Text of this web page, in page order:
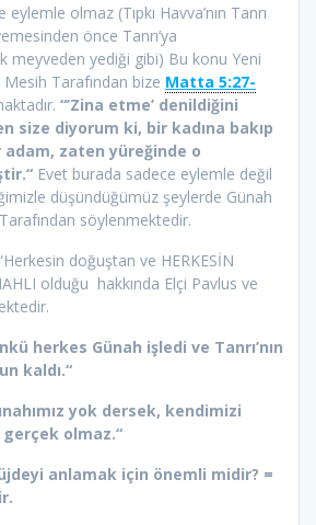
olmaz (Tıpkı Havva’nın Tanrı
önce Tanrı’ya
meyveden yediği gibi) Bu konu Yeni
Tarafından bize Matta 5:27-
“’Zina etme’ denildiğini
size diyorum ki, bir kadına bakıp
zaten yüreğinde o
Evet burada sadece eylemle değil
düşündüğümüz şeylerde Günah
söylenmektedir.
doğuştan ve HERKESİN
olduğu hakkında Elçi Pavlus ve
herkes Günah işledi ve Tanrı’nın
kaldı.“
yok dersek, kendimizi
gerçek olmaz.“
anlamak için önemli midir? =